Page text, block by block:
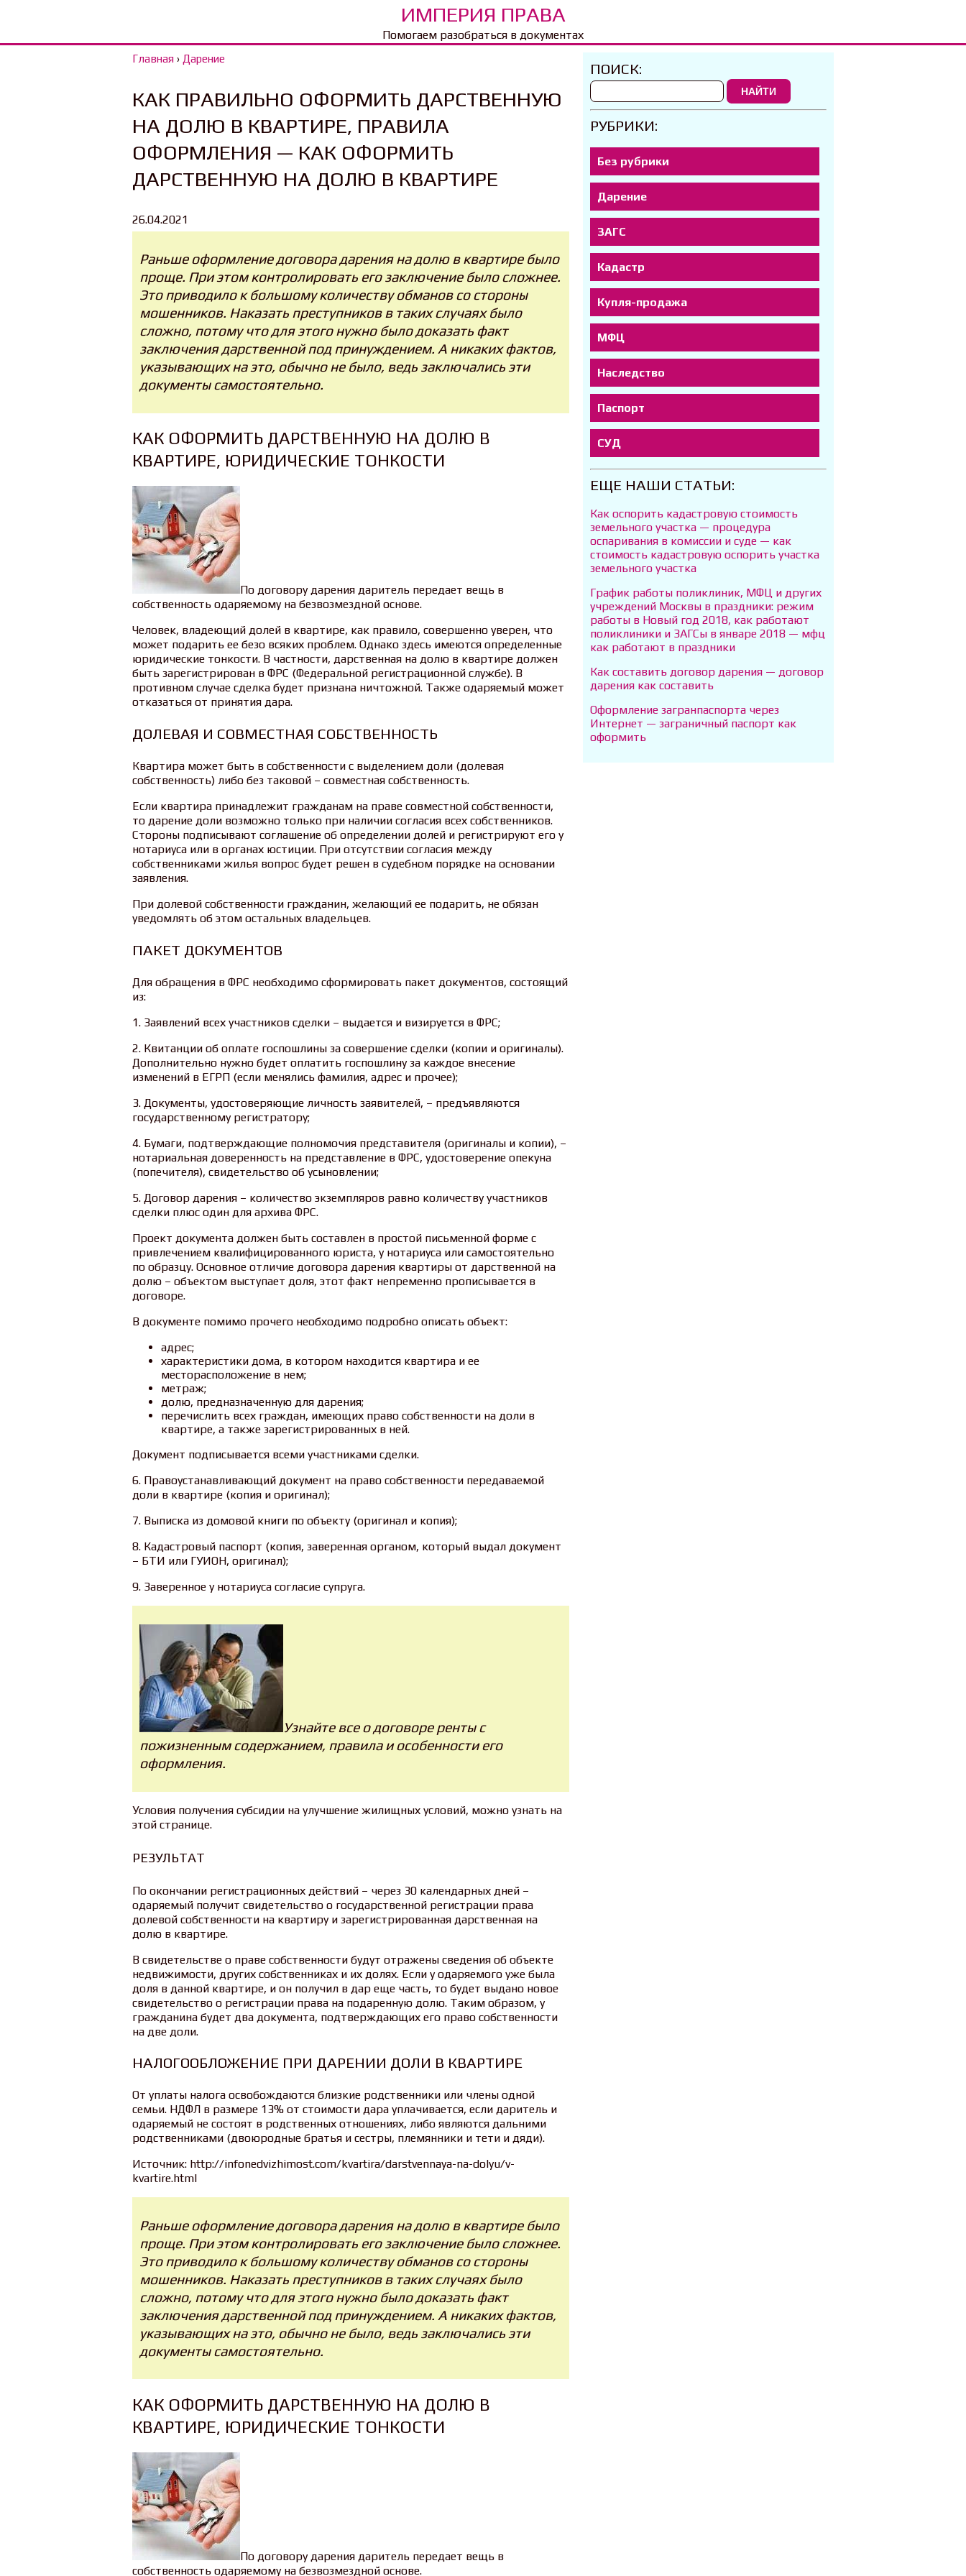
ИМПЕРИЯ ПРАВА
Помогаем разобраться в документах
Главная› Дарение
КАК ПРАВИЛЬНО ОФОРМИТЬ ДАРСТВЕННУЮ
НА ДОЛЮ В КВАРТИРЕ, ПРАВИЛА
ОФОРМЛЕНИЯ — КАК ОФОРМИТЬ
ДАРСТВЕННУЮ НА ДОЛЮ В КВАРТИРЕ
26.04.2021
Раньше оформление договора дарения на долю в квартире было
проще. При этом контролировать его заключение было сложнее.
Это приводило к большому количеству обманов со стороны
мошенников. Наказать преступников в таких случаях было
сложно, потому что для этого нужно было доказать факт
заключения дарственной под принуждением. А никаких фактов,
указывающих на это, обычно не было, ведь заключались эти
документы самостоятельно.
КАК ОФОРМИТЬ ДАРСТВЕННУЮ НА ДОЛЮ В
КВАРТИРЕ, ЮРИДИЧЕСКИЕ ТОНКОСТИ
По договору дарения даритель передает вещь в
собственность одаряемому на безвозмездной основе.
Человек, владеющий долей в квартире, как правило, совершенно уверен, что
может подарить ее безо всяких проблем. Однако здесь имеются определенные
юридические тонкости. В частности, дарственная на долю в квартире должен
быть зарегистрирован в ФРС (Федеральной регистрационной службе). В
противном случае сделка будет признана ничтожной. Также одаряемый может
отказаться от принятия дара.
ДОЛЕВАЯ И СОВМЕСТНАЯ СОБСТВЕННОСТЬ
Квартира может быть в собственности с выделением доли (долевая
собственность) либо без таковой – совместная собственность.
Если квартира принадлежит гражданам на праве совместной собственности,
то дарение доли возможно только при наличии согласия всех собственников.
Стороны подписывают соглашение об определении долей и регистрируют его у
нотариуса или в органах юстиции. При отсутствии согласия между
собственниками жилья вопрос будет решен в судебном порядке на основании
заявления.
При долевой собственности гражданин, желающий ее подарить, не обязан
уведомлять об этом остальных владельцев.
ПАКЕТ ДОКУМЕНТОВ
Для обращения в ФРС необходимо сформировать пакет документов, состоящий
из:
1. Заявлений всех участников сделки – выдается и визируется в ФРС;
2. Квитанции об оплате госпошлины за совершение сделки (копии и оригиналы).
Дополнительно нужно будет оплатить госпошлину за каждое внесение
изменений в ЕГРП (если менялись фамилия, адрес и прочее);
3. Документы, удостоверяющие личность заявителей, – предъявляются
государственному регистратору;
4. Бумаги, подтверждающие полномочия представителя (оригиналы и копии), –
нотариальная доверенность на представление в ФРС, удостоверение опекуна
(попечителя), свидетельство об усыновлении;
5. Договор дарения – количество экземпляров равно количеству участников
сделки плюс один для архива ФРС.
Проект документа должен быть составлен в простой письменной форме с
привлечением квалифицированного юриста, у нотариуса или самостоятельно
по образцу. Основное отличие договора дарения квартиры от дарственной на
долю – объектом выступает доля, этот факт непременно прописывается в
договоре.
В документе помимо прочего необходимо подробно описать объект:
адрес;
характеристики дома, в котором находится квартира и ее
месторасположение в нем;
метраж;
долю, предназначенную для дарения;
перечислить всех граждан, имеющих право собственности на доли в
квартире, а также зарегистрированных в ней.
Документ подписывается всеми участниками сделки.
6. Правоустанавливающий документ на право собственности передаваемой
доли в квартире (копия и оригинал);
7. Выписка из домовой книги по объекту (оригинал и копия);
8. Кадастровый паспорт (копия, заверенная органом, который выдал документ
– БТИ или ГУИОН, оригинал);
9. Заверенное у нотариуса согласие супруга.
Узнайте все о договоре ренты с
пожизненным содержанием, правила и особенности его
оформления.
Условия получения субсидии на улучшение жилищных условий, можно узнать на
этой странице.
РЕЗУЛЬТАТ
По окончании регистрационных действий – через 30 календарных дней –
одаряемый получит свидетельство о государственной регистрации права
долевой собственности на квартиру и зарегистрированная дарственная на
долю в квартире.
В свидетельстве о праве собственности будут отражены сведения об объекте
недвижимости, других собственниках и их долях. Если у одаряемого уже была
доля в данной квартире, и он получил в дар еще часть, то будет выдано новое
свидетельство о регистрации права на подаренную долю. Таким образом, у
гражданина будет два документа, подтверждающих его право собственности
на две доли.
НАЛОГООБЛОЖЕНИЕ ПРИ ДАРЕНИИ ДОЛИ В КВАРТИРЕ
От уплаты налога освобождаются близкие родственники или члены одной
семьи. НДФЛ в размере 13% от стоимости дара уплачивается, если даритель и
одаряемый не состоят в родственных отношениях, либо являются дальними
родственниками (двоюродные братья и сестры, племянники и тети и дяди).
Источник: http://infonedvizhimost.com/kvartira/darstvennaya-na-dolyu/v-
kvartire.html
Раньше оформление договора дарения на долю в квартире было
проще. При этом контролировать его заключение было сложнее.
Это приводило к большому количеству обманов со стороны
мошенников. Наказать преступников в таких случаях было
сложно, потому что для этого нужно было доказать факт
заключения дарственной под принуждением. А никаких фактов,
указывающих на это, обычно не было, ведь заключались эти
документы самостоятельно.
КАК ОФОРМИТЬ ДАРСТВЕННУЮ НА ДОЛЮ В
КВАРТИРЕ, ЮРИДИЧЕСКИЕ ТОНКОСТИ
По договору дарения даритель передает вещь в
собственность одаряемому на безвозмездной основе.
ПОИСК:
НАЙТИ
РУБРИКИ:
Без рубрики
Дарение
ЗАГС
Кадастр
Купля-продажа
МФЦ
Наследство
Паспорт
СУД
ЕЩЕ НАШИ СТАТЬИ:
Как оспорить кадастровую стоимость
земельного участка — процедура
оспаривания в комиссии и суде — как
стоимость кадастровую оспорить участка
земельного участка
График работы поликлиник, МФЦ и других
учреждений Москвы в праздники: режим
работы в Новый год 2018, как работают
поликлиники и ЗАГСы в январе 2018 — мфц
как работают в праздники
Как составить договор дарения — договор
дарения как составить
Оформление загранпаспорта через
Интернет — заграничный паспорт как
оформить